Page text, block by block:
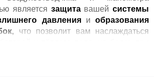
является защитавашейсистемы
давленияиобразования
что позволит вам наслаждаться
и общих сбоев в системе